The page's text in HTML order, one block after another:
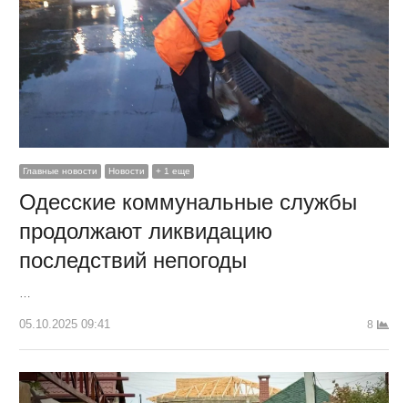
Главные новости Новости + 1 еще
Одесские коммунальные службы
продолжают ликвидацию
последствий непогоды
05.10.2025 09:41 8